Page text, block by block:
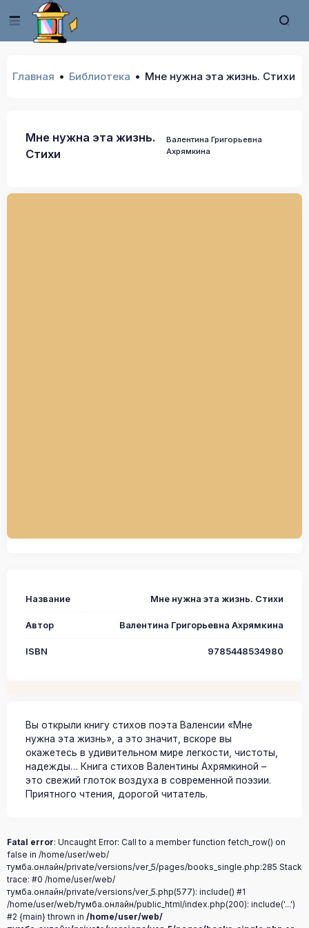
Главная Библиотека Мне нужна эта жизнь. Стихи
Мне нужна эта жизнь.
Стихи
Валентина Григорьевна
Ахрямкина
Название Мне нужна эта жизнь. Стихи
Автор Валентина Григорьевна Ахрямкина
ISBN 9785448534980
Вы открыли книгу стихов поэта Валенсии «Мне
нужна эта жизнь», а это значит, вскоре вы
окажетесь в удивительном мире легкости, чистоты,
надежды… Книга стихов Валентины Ахрямкиной –
это свежий глоток воздуха в современной поэзии.
Приятного чтения, дорогой читатель.
Fatal error: Uncaught Error: Call to a member function fetch_row() on
false in /home/user/web/
тумба.онлайн/private/versions/ver_5/pages/books_single.php:285 Stack
trace: #0 /home/user/web/
тумба.онлайн/private/versions/ver_5.php(577): include() #1
/home/user/web/тумба.онлайн/public_html/index.php(200): include('...')
#2 {main} thrown in /home/user/web/